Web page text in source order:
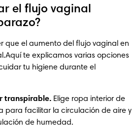
el flujo vaginal
que el aumento del flujo vaginal en
te explicamos varias opciones
tu higiene durante el
transpirable. Elige ropa interior de
para facilitar la circulación de aire y
de humedad.